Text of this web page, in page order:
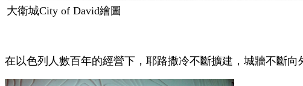
大衛城City of David繪圖
在以色列人數百年的經營下，耶路撒冷不斷擴建，城牆不斷向